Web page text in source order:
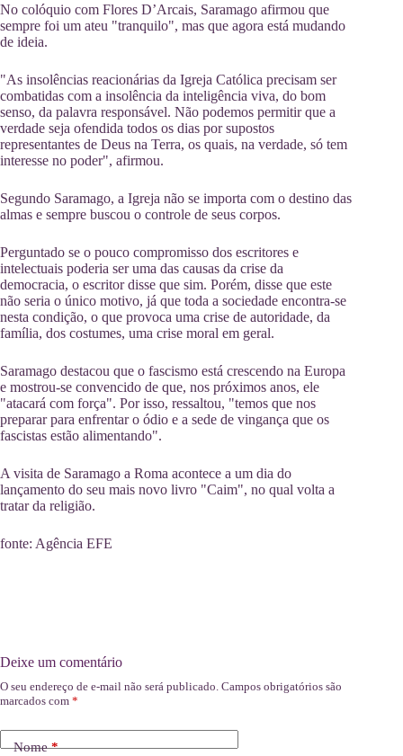
No colóquio com Flores D’Arcais, Saramago afirmou que
sempre foi um ateu "tranquilo", mas que agora está mudando
de ideia.
"As insolências reacionárias da Igreja Católica precisam ser
combatidas com a insolência da inteligência viva, do bom
senso, da palavra responsável. Não podemos permitir que a
verdade seja ofendida todos os dias por supostos
representantes de Deus na Terra, os quais, na verdade, só tem
interesse no poder", afirmou.
Segundo Saramago, a Igreja não se importa com o destino das
almas e sempre buscou o controle de seus corpos.
Perguntado se o pouco compromisso dos escritores e
intelectuais poderia ser uma das causas da crise da
democracia, o escritor disse que sim. Porém, disse que este
não seria o único motivo, já que toda a sociedade encontra-se
nesta condição, o que provoca uma crise de autoridade, da
família, dos costumes, uma crise moral em geral.
Saramago destacou que o fascismo está crescendo na Europa
e mostrou-se convencido de que, nos próximos anos, ele
"atacará com força". Por isso, ressaltou, "temos que nos
preparar para enfrentar o ódio e a sede de vingança que os
fascistas estão alimentando".
A visita de Saramago a Roma acontece a um dia do
lançamento do seu mais novo livro "Caim", no qual volta a
tratar da religião.
fonte: Agência EFE
Deixe um comentário
O seu endereço de e-mail não será publicado. Campos obrigatórios são
marcados com *
Nome*